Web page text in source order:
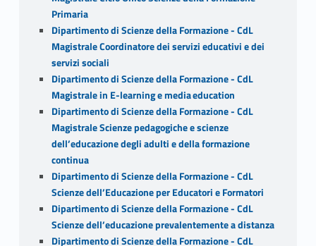
Primaria
Dipartimento di Scienze della Formazione - CdL
Magistrale Coordinatore dei servizi educativi e dei
servizi sociali
Dipartimento di Scienze della Formazione - CdL
Magistrale in E-learning e media education
Dipartimento di Scienze della Formazione - CdL
Magistrale Scienze pedagogiche e scienze
dell’educazione degli adulti e della formazione
continua
Dipartimento di Scienze della Formazione - CdL
Scienze dell’Educazione per Educatori e Formatori
Dipartimento di Scienze della Formazione - CdL
Scienze dell’educazione prevalentemente a distanza
Dipartimento di Scienze della Formazione - CdL